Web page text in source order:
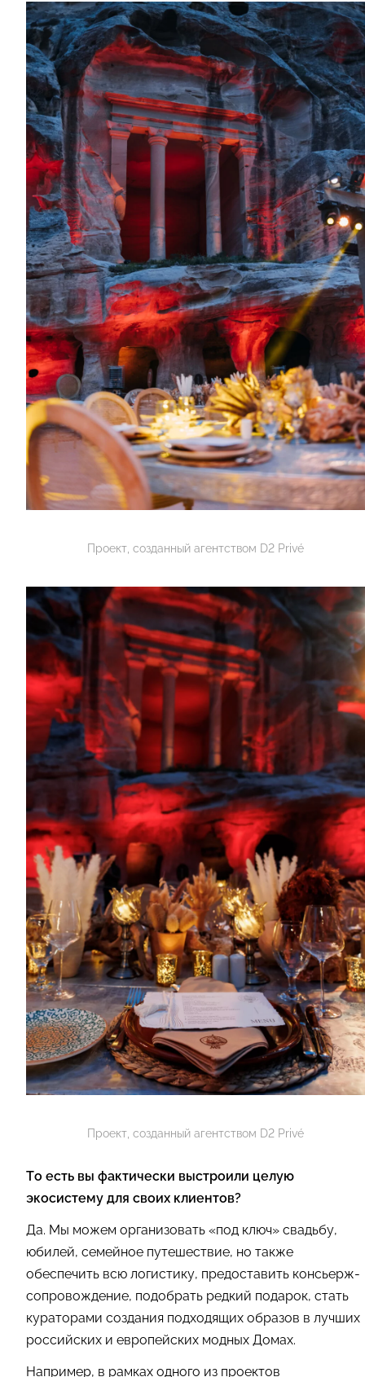
Проект, созданный агентством D2 Privé
Проект, созданный агентством D2 Privé
То есть вы фактически выстроили целую
экосистему для своих клиентов?
Да. Мы можем организовать «под ключ» свадьбу,
юбилей, семейное путешествие, но также
обеспечить всю логистику, предоставить консьерж-
сопровождение, подобрать редкий подарок, стать
кураторами создания подходящих образов в лучших
российских и европейских модных Домах.
Например, в рамках одного из проектов